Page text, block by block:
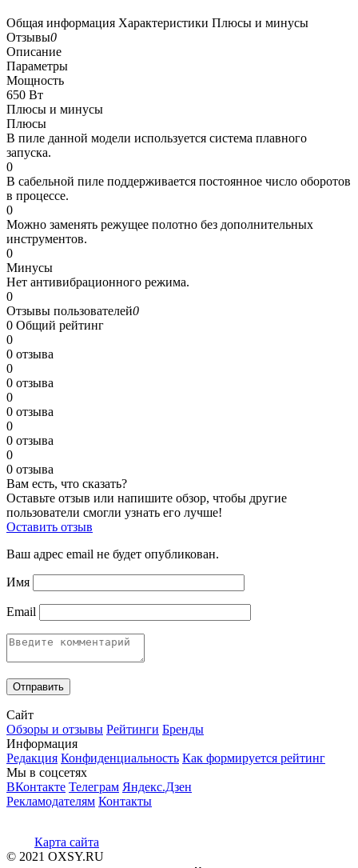
Общая информация Характеристики Плюсы и минусы
Отзывы0
Описание
Параметры
Мощность
650 Вт
Плюсы и минусы
Плюсы
В пиле данной модели используется система плавного
запуска.
0
В сабельной пиле поддерживается постоянное число оборотов
в процессе.
0
Можно заменять режущее полотно без дополнительных
инструментов.
0
Минусы
Нет антивибрационного режима.
0
Отзывы пользователей0
0 Общий рейтинг
0
0 отзыва
0
0 отзыва
0
0 отзыва
0
0 отзыва
0
0 отзыва
Вам есть, что сказать?
Оставьте отзыв или напишите обзор, чтобы другие
пользователи смогли узнать его лучше!
Оставить отзыв
Ваш адрес email не будет опубликован.
Имя
Email
Сайт
Обзоры и отзывы Рейтинги Бренды
Информация
Редакция Конфиденциальность Как формируется рейтинг
Мы в соцсетях
ВКонтакте Телеграм Яндекс.Дзен
Рекламодателям Контакты
Карта сайта
© 2021 OXSY.RU